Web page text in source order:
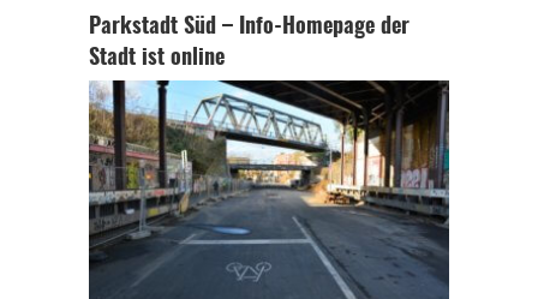
Parkstadt Süd – Info-Homepage der
Stadt ist online